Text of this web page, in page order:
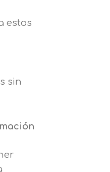
estos
sin